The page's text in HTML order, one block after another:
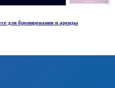
для бронирования и аренды